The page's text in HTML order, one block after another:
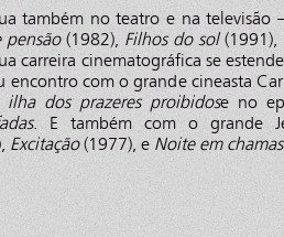
também no teatro e na televisão
(1982), Filhos do sol(1991),
carreira cinematográfica se
encontro com o grande cineasta
ilha dos prazeres proibidose no
. E também com o grande
Excitação(1977), e Noite em chamas